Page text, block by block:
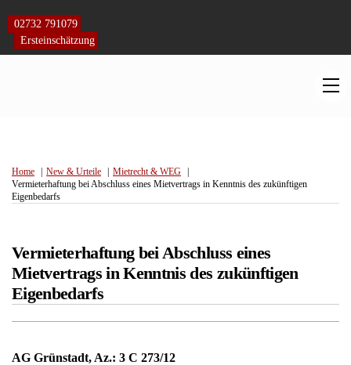
content
02732 791079
Ersteinschätzung
Home New & Urteile
Mietrecht & WEG
Vermieterhaftung bei Abschluss eines Mietvertrags in Kenntnis des zukünftigen
Eigenbedarfs
Vermieterhaftung bei Abschluss eines
Mietvertrags in Kenntnis des zukünftigen
Eigenbedarfs
AG Grünstadt, Az.: 3 C 273/12